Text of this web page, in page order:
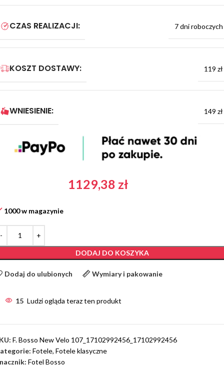
CZAS REALIZACJI: 7 dni roboczych
KOSZT DOSTAWY: 119 zł
WNIESIENIE: 149 zł
1129,38 zł
1000 w magazynie
DODAJ DO KOSZYKA
Dodaj do ulubionych Wymiary i pakowanie
15 Ludzi ogląda teraz ten produkt
F. Bosso New Velo 107_17102992456_17102992456
Fotele, Fotele klasyczne
Fotel Bosso